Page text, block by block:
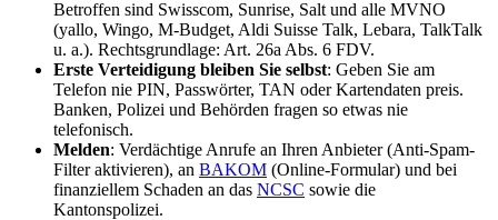
Betroffen sind Swisscom, Sunrise, Salt und alle MVNO
(yallo, Wingo, M-Budget, Aldi Suisse Talk, Lebara, TalkTalk
u. a.). Rechtsgrundlage: Art. 26a Abs. 6 FDV.
Erste Verteidigung bleiben Sie selbst: Geben Sie am
Telefon nie PIN, Passwörter, TAN oder Kartendaten preis.
Banken, Polizei und Behörden fragen so etwas nie
telefonisch.
Melden: Verdächtige Anrufe an Ihren Anbieter (Anti-Spam-
Filter aktivieren), an BAKOM (Online-Formular) und bei
finanziellem Schaden an das NCSC sowie die
Kantonspolizei.